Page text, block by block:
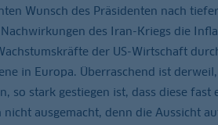
Wunsch des Präsidenten nach
des Iran-Kriegs die
der US-Wirtschaft
in Europa. Überraschend ist
so stark gestiegen ist, dass diese fast
ausgemacht, denn die Aussicht